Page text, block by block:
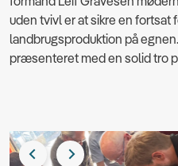
uden tvivl er at sikre en fortsat
landbrugsproduktion på
præsenteret med en solid tro